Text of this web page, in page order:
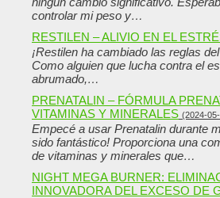
controlar mi peso y…
RESTILEN – ALIVIO EN EL
¡Restilen ha cambiado las reglas
Como alguien que lucha contra el
abrumado,…
PRENATALIN – FÓRMULA
VITAMINAS Y MINERALES (2024-
Empecé a usar Prenatalin durante
sido fantástico! Proporciona una
de vitaminas y minerales que…
NIGHT MEGA BURNER:
INNOVADORA DEL EXCESO DE